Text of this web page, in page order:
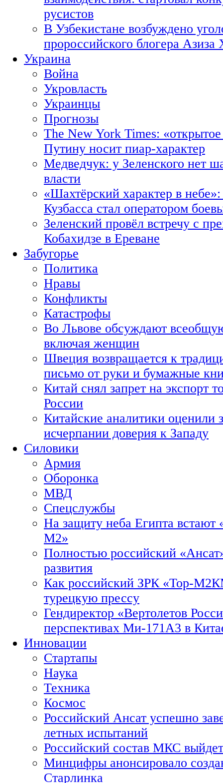
русистов
В Узбекистане возбуждено
пророссийского блогера Азиза
Украина
Война
Укровласть
Украинцы
Прогнозы
The New York Times:
Путину носит пиар-характер
Медведчук: у Зеленского нет
власти
«Шахтёрский характер в
Кузбасса стал оператором
Зеленский провёл встречу с
Кобахидзе в Ереване
Забугорье
Политика
Нравы
Конфликты
Катастрофы
Во Львове обсуждают
включая женщин
Швеция возвращается к
письмо от руки и бумажные
Китай снял запрет на экспорт
России
Китайские аналитики оценили
исчерпании доверия к Западу
Силовики
Армия
Оборонка
МВД
Спецслужбы
На защиту неба Египта встают
М2»
Полностью российский
развития
Как российский ЗРК «Тор-
турецкую прессу
Гендиректор «Вертолетов
перспективах Ми-171А3 в
Инновации
Стартапы
Наука
Техника
Космос
Российский Ансат успешно
летных испытаний
Российский состав МКС
Минцифры анонсировало
Старлинка